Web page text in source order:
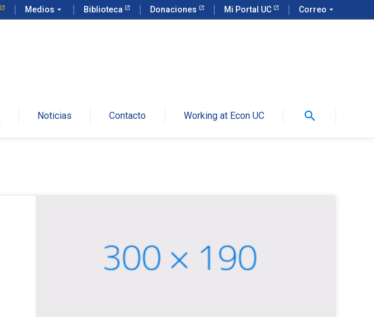
Medios arrow_drop_down Biblioteca Donaciones Mi Portal UC Correo arrow_drop_down
Noticias Contacto Working at Econ UC search